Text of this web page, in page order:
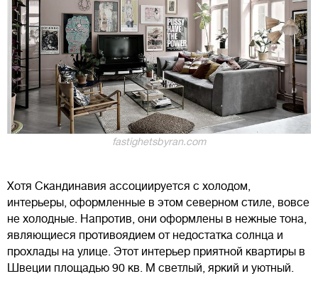
fastighetsbyran.com
Хотя Скандинавия ассоциируется с холодом,
интерьеры, оформленные в этом северном стиле, вовсе
не холодные. Напротив, они оформлены в нежные тона,
являющиеся противоядием от недостатка солнца и
прохлады на улице. Этот интерьер приятной квартиры в
Швеции площадью 90 кв. М светлый, яркий и уютный.